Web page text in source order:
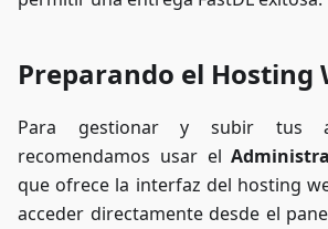
Preparando el Hosting
Para gestionar y subir tus
recomendamos usar el
que ofrece la interfaz del hosting
acceder directamente desde el